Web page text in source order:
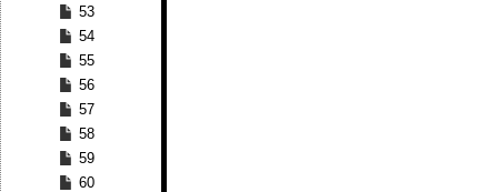
53
54
55
56
57
58
59
60